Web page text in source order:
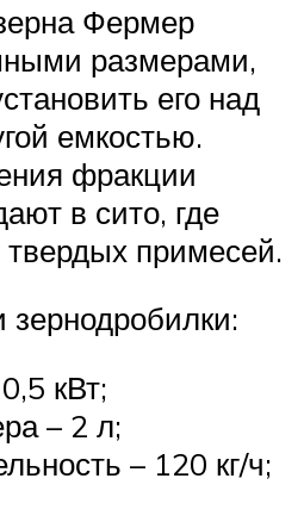
Фермер
размерами,
его над
емкостью.
фракции
в сито, где
твердых примесей.
зернодробилки:
кВт;
– 2 л;
– 120 кг/ч;